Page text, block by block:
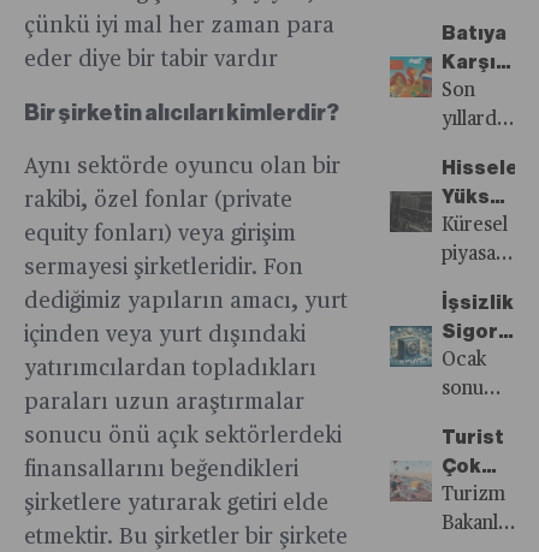
çünkü iyi mal her zaman para
eder diye bir tabir vardır
Bir şirketin alıcıları kimlerdir?
Aynı sektörde oyuncu olan bir
rakibi, özel fonlar (private
equity fonları) veya girişim
sermayesi şirketleridir. Fon
dediğimiz yapıların amacı, yurt
içinden veya yurt dışındaki
yatırımcılardan topladıkları
paraları uzun araştırmalar
sonucu önü açık sektörlerdeki
finansallarını beğendikleri
şirketlere yatırarak getiri elde
etmektir. Bu şirketler bir şirkete
yer alan
kira
konusu
vergi
boyutuyla
gündemde.
2023
yılına
ilişkin
kira
gelirlerinin
sonuna
kadar
beyan
edilmesi
çıkan
konusu
ve
yükselişi”.
Kıta
genelinde
kendilerini
ve
olarak
etiketleyen
siyasi
güçler,
bu yıl
yapılacak
Çalışıyor
mineraller
için
Çin’den
bağımsız
bir
tedarik
zinciri
kurmak
Batıya
Karşı
Ayı ve
Ejderha
Son
yıllarda
gücünü
kaybetmesi
ve
komşusu
olan
Çin’in
inanılmaz
yükselişi,
batı
arasındaki
rekabetin
farklı bir
Hisseler
Emtiada
Var
Küresel
piyasalar
yılına
farklı
girdi.
Hisse
senetleri
piyasaları
zirvelerini
İşsizlik
“Varlık”
Ocak
sonu
ilk kez
200
milyar
lirayı
Turist
Çok
Ama
Yataklar
Turizm
Bakanlığı